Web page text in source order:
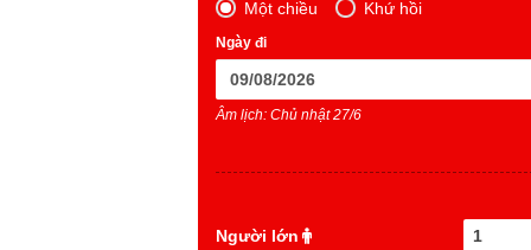
Một chiều Khứ hồi
Ngày đi
Âm lịch: Chủ nhật 27/6
Người lớn 1